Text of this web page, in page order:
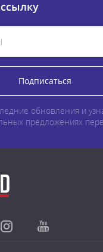
Подписаться
обновления и
предложениях